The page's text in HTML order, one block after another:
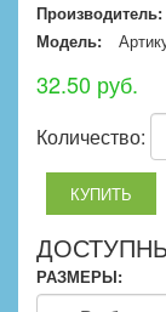
Производитель:
Модель:
32.50 руб.
Количество:
РАЗМЕРЫ: